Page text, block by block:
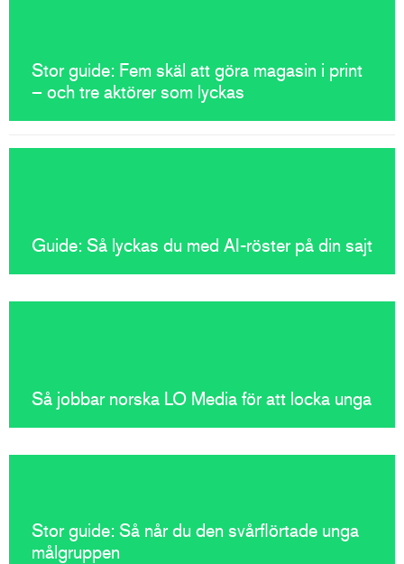
Stor guide: Fem skäl att göra magasin i print
– och tre aktörer som lyckas
Guide: Så lyckas du med AI-röster på din sajt
Så jobbar norska LO Media för att locka unga
Stor guide: Så når du den svårflörtade unga
målgruppen